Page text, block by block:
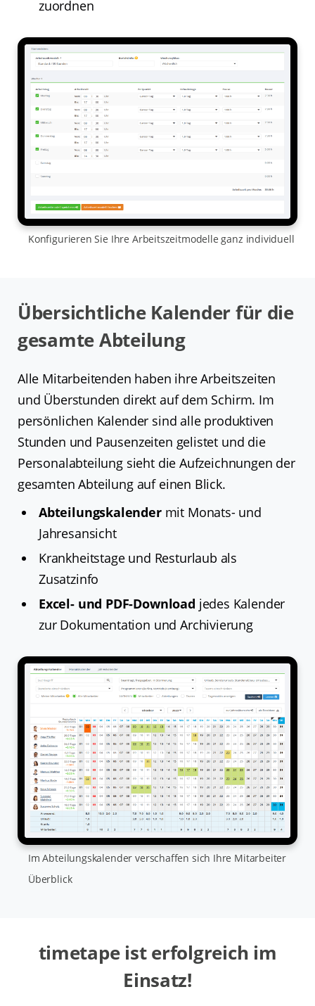
zuordnen
Konfigurieren Sie Ihre Arbeitszeitmodelle ganz individuell
Übersichtliche Kalender für die
gesamte Abteilung
Alle Mitarbeitenden haben ihre Arbeitszeiten
und Überstunden direkt auf dem Schirm. Im
persönlichen Kalender sind alle produktiven
Stunden und Pausenzeiten gelistet und die
Personalabteilung sieht die Aufzeichnungen der
gesamten Abteilung auf einen Blick.
Abteilungskalendermit Monats- und
Jahresansicht
Krankheitstage und Resturlaub als
Zusatzinfo
Excel- und PDF-Download jedes Kalender
zur Dokumentation und Archivierung
Im Abteilungskalender verschaffen sich Ihre Mitarbeiter
Überblick
timetape ist erfolgreich im
Einsatz!